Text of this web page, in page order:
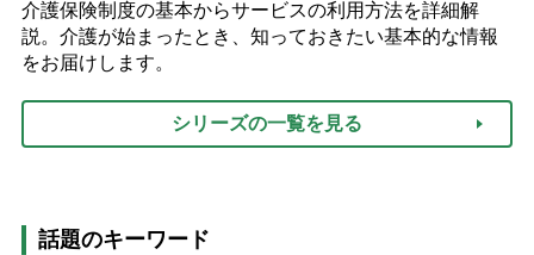
介護保険制度の基本からサービスの利用方法を詳細解
説。介護が始まったとき、知っておきたい基本的な情報
をお届けします。
シリーズの一覧を見る
話題のキーワード